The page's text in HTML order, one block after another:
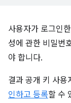
사용자가 로그인
성에 관한 비밀번
야 합니다.
결과 공개 키 사용
인하고 등록할 수